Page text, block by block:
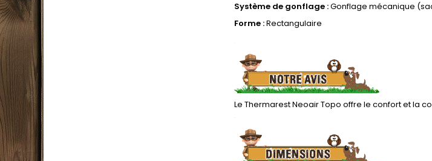
Système de gonflage :Gonflage mécanique
Forme :Rectangulaire
.
Le Thermarest Neoair Topo offre le confort et la
.